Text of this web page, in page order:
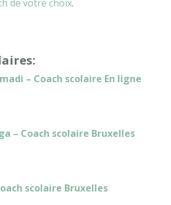
de votre choix.
– Coach scolaire En ligne
– Coach scolaire Bruxelles
scolaire Bruxelles